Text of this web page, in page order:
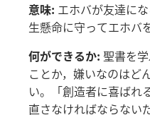
意味: エホバが友達に
生懸命に守ってエホバ
何ができるか: 聖書を学
ことか， 嫌いなのはど
い。「創造者に喜ばれ
直さなければならない